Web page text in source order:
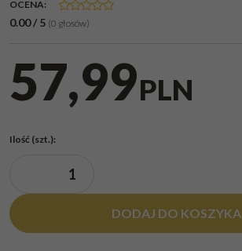
OCENA:
0.00/5 (0 głosów)
57,99PLN
Ilość (szt.):
DODAJ DO KOSZYKA